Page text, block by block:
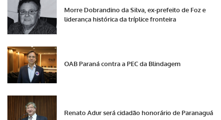
Morre Dobrandino da Silva, ex-prefeito de Foz e
liderança histórica da tríplice fronteira
OAB Paraná contra a PEC da Blindagem
Renato Adur será cidadão honorário de Paranaguá